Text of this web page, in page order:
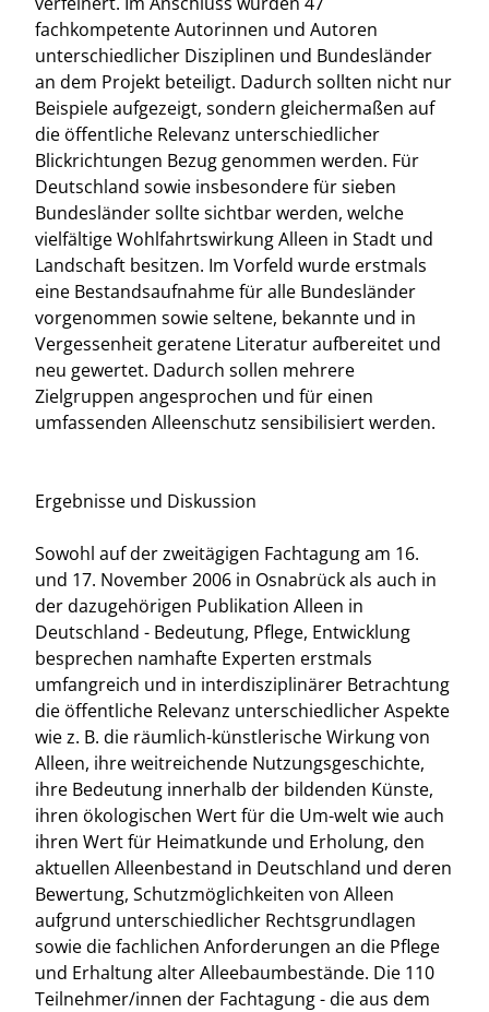
fachkompetente Autorinnen und Autoren
unterschiedlicher Disziplinen und Bundesländer
an dem Projekt beteiligt. Dadurch sollten nicht nur
Beispiele aufgezeigt, sondern gleichermaßen auf
die öffentliche Relevanz unterschiedlicher
Blickrichtungen Bezug genommen werden. Für
Deutschland sowie insbesondere für sieben
Bundesländer sollte sichtbar werden, welche
vielfältige Wohlfahrtswirkung Alleen in Stadt und
Landschaft besitzen. Im Vorfeld wurde erstmals
eine Bestandsaufnahme für alle Bundesländer
vorgenommen sowie seltene, bekannte und in
Vergessenheit geratene Literatur aufbereitet und
neu gewertet. Dadurch sollen mehrere
Zielgruppen angesprochen und für einen
umfassenden Alleenschutz sensibilisiert werden.
Ergebnisse und Diskussion
Sowohl auf der zweitägigen Fachtagung am 16.
und 17. November 2006 in Osnabrück als auch in
der dazugehörigen Publikation Alleen in
Deutschland - Bedeutung, Pflege, Entwicklung
besprechen namhafte Experten erstmals
umfangreich und in interdisziplinärer Betrachtung
die öffentliche Relevanz unterschiedlicher Aspekte
wie z. B. die räumlich-künstlerische Wirkung von
Alleen, ihre weitreichende Nutzungsgeschichte,
ihre Bedeutung innerhalb der bildenden Künste,
ihren ökologischen Wert für die Um-welt wie auch
ihren Wert für Heimatkunde und Erholung, den
aktuellen Alleenbestand in Deutschland und deren
Bewertung, Schutzmöglichkeiten von Alleen
aufgrund unterschiedlicher Rechtsgrundlagen
sowie die fachlichen Anforderungen an die Pflege
und Erhaltung alter Alleebaumbestände. Die 110
Teilnehmer/innen der Fachtagung - die aus dem